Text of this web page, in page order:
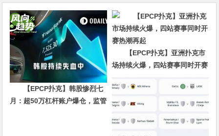
【EPCP扑克】韩股惨烈七
月：超50万杠杆账户爆仓，监管
【EPCP扑克】亚洲扑克市
场持续火爆，四站赛事同时开赛